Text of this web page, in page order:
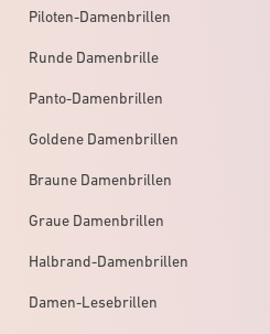
Piloten-Damenbrillen
Runde Damenbrille
Panto-Damenbrillen
Goldene Damenbrillen
Braune Damenbrillen
Graue Damenbrillen
Halbrand-Damenbrillen
Damen-Lesebrillen